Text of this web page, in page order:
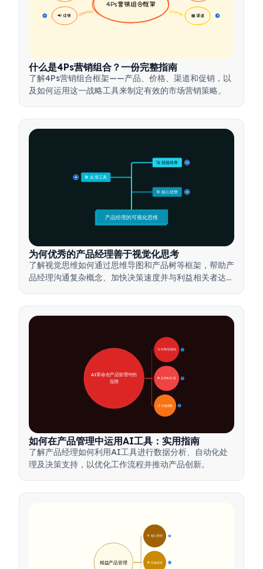
🏪 渠道 17
📢 促销
17
4Ps营销组合框架
什么是4Ps营销组合？一份完整指南
了解4Ps营销组合框架——产品、价格、渠道和促销，以
及如何运用这一战略工具来制定有效的市场营销策略。
🎯 核心优势 15
🛠️ 实用工具
15
🚀 技能培养 15
产品经理的可视化思维
为何优秀的产品经理善于视觉化思考
了解视觉思维如何通过思维导图和产品树等框架，帮助产
品经理沟通复杂概念、加快决策速度并与利益相关者达成
🚀 AI转型领域 28
🛠️ 实用AI工具
📋 实施策略 33
AI革命在产品管理中的
应用
如何在产品管理中运用AI工具：实用指南
了解产品经理如何利用AI工具进行数据分析、自动化处
理及决策支持，以优化工作流程并推动产品创新。
🎯 核心原则 9
🛠️ 实施流程 12
精益产品管理